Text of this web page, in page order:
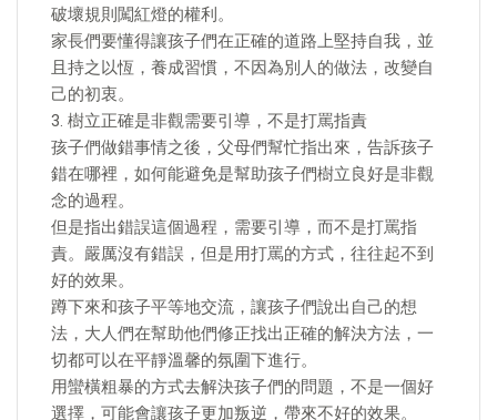
破壞規則闖紅燈的權利。
家長們要懂得讓孩子們在正確的道路上堅持自我，並
且持之以恆，養成習慣，不因為別人的做法，改變自
己的初衷。
3. 樹立正確是非觀需要引導，不是打罵指責
孩子們做錯事情之後，父母們幫忙指出來，告訴孩子
錯在哪裡，如何能避免是幫助孩子們樹立良好是非觀
念的過程。
但是指出錯誤這個過程，需要引導，而不是打罵指
責。嚴厲沒有錯誤，但是用打罵的方式，往往起不到
好的效果。
蹲下來和孩子平等地交流，讓孩子們說出自己的想
法，大人們在幫助他們修正找出正確的解決方法，一
切都可以在平靜溫馨的氛圍下進行。
用蠻橫粗暴的方式去解決孩子們的問題，不是一個好
選擇，可能會讓孩子更加叛逆，帶來不好的效果。